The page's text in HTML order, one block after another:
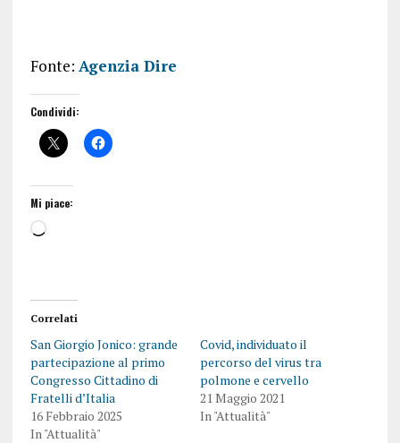
Fonte: Agenzia Dire
Condividi:
Mi piace:
Correlati
San Giorgio Jonico: grande
partecipazione al primo
Congresso Cittadino di
Fratelli d’Italia
16 Febbraio 2025
In "Attualità"
Covid, individuato il
percorso del virus tra
polmone e cervello
21 Maggio 2021
In "Attualità"